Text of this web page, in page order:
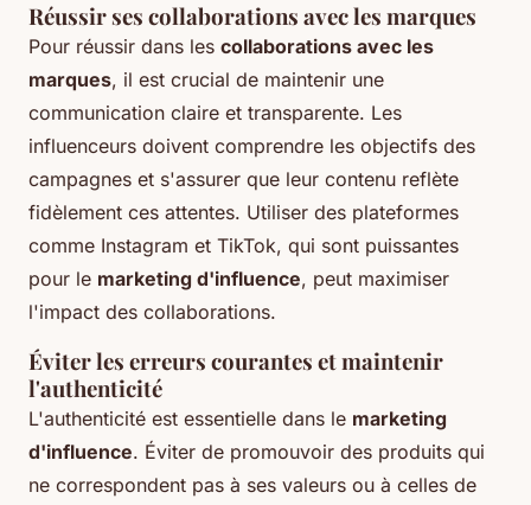
Réussir ses collaborations avec les marques
Pour réussir dans les collaborations avec les
marques, il est crucial de maintenir une
communication claire et transparente. Les
influenceurs doivent comprendre les objectifs des
campagnes et s'assurer que leur contenu reflète
fidèlement ces attentes. Utiliser des plateformes
comme Instagram et TikTok, qui sont puissantes
pour le marketing d'influence, peut maximiser
l'impact des collaborations.
Éviter les erreurs courantes et maintenir
l'authenticité
L'authenticité est essentielle dans le marketing
d'influence. Éviter de promouvoir des produits qui
ne correspondent pas à ses valeurs ou à celles de